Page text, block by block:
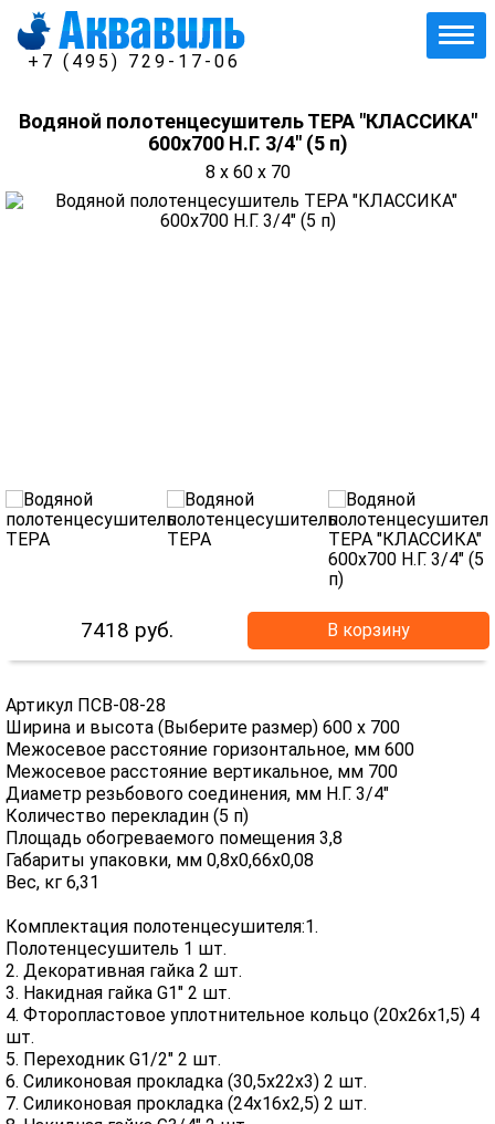
+7 (495) 729-17-06
Водяной полотенцесушитель ТЕРА "КЛАССИКА"
600х700 Н.Г. 3/4" (5 п)
8 x 60 x 70
7418 руб. В корзину
Артикул ПСВ-08-28
Ширина и высота (Выберите размер) 600 х 700
Межосевое расстояние горизонтальное, мм 600
Межосевое расстояние вертикальное, мм 700
Диаметр резьбового соединения, мм Н.Г. 3/4"
Количество перекладин (5 п)
Площадь обогреваемого помещения 3,8
Габариты упаковки, мм 0,8х0,66х0,08
Вес, кг 6,31
Комплектация полотенцесушителя:1.
Полотенцесушитель 1 шт.
2. Декоративная гайка 2 шт.
3. Накидная гайка G1" 2 шт.
4. Фторопластовое уплотнительное кольцо (20х26х1,5) 4
шт.
5. Переходник G1/2" 2 шт.
6. Силиконовая прокладка (30,5х22х3) 2 шт.
7. Силиконовая прокладка (24х16х2,5) 2 шт.